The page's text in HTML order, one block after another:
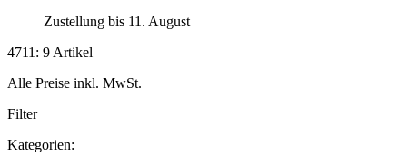
Zustellung bis 11. August
4711: 9 Artikel
Alle Preise inkl. MwSt.
Filter
Kategorien: